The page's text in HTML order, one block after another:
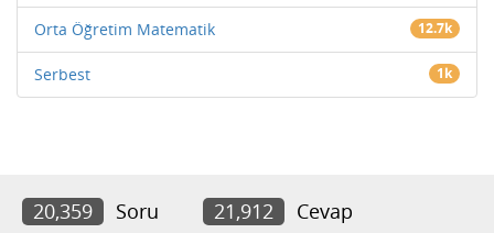
Orta Öğretim Matematik 12.7k
Serbest 1k
20,359 Soru 21,912 Cevap